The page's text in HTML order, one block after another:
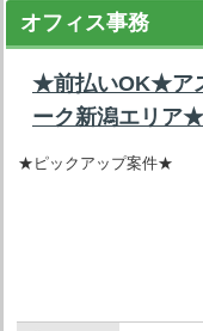
オフィス事務
★前払いOK★ア
ーク新潟エリア
★ピックアップ案件★